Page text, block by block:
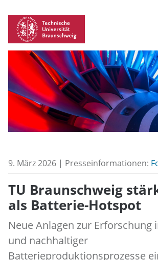
9. März 2026 | Presseinformationen:
TU Braunschweig
als Batterie-Hotspot
Neue Anlagen zur Erforschung
und nachhaltiger
Batterieproduktionsprozesse